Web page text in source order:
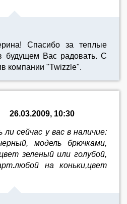
Спасибо за теплые
будущем Вас радовать. С
компании "Twizzle".
26.03.2009, 10:30
сейчас у вас в наличие:
модель брючками,
зеленый или голубой,
на коньки,цвет